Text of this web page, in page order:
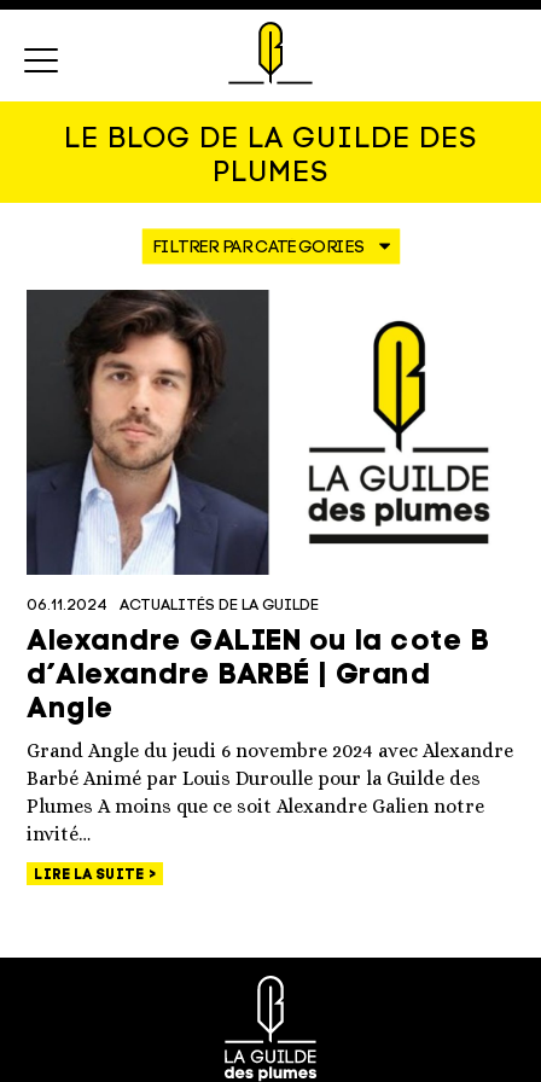
LE BLOG DE LA GUILDE DES
PLUMES
06.11.2024 ACTUALITÉS DE LA GUILDE
Alexandre GALIEN ou la cote B
d’Alexandre BARBÉ | Grand
Angle
Grand Angle du jeudi 6 novembre 2024 avec Alexandre
Barbé Animé par Louis Duroulle pour la Guilde des
Plumes A moins que ce soit Alexandre Galien notre
invité…
LIRE LA SUITE